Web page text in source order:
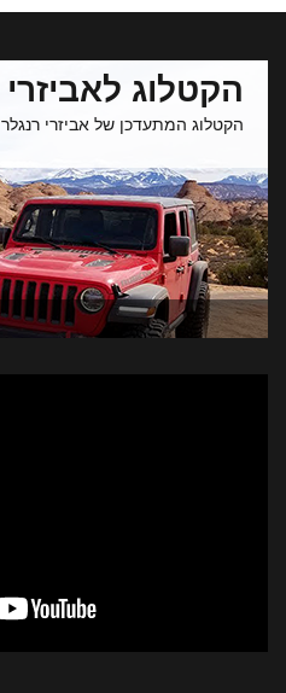
הקטלוג לאביזרי JK+JL+JT
הקטלוג המתעדכן של אביזרי רנגלר JK+JL+JT